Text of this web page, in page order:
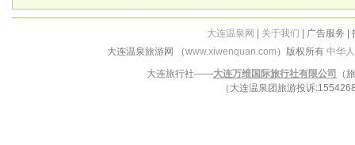
大连温泉网 关于我们 | 广告服务 |
大连温泉旅游网 （www.xiwenquan.com ）版权所有 中华
大连旅行社——大连万维国际旅行社有限公司
（
（大连温泉团旅游投诉